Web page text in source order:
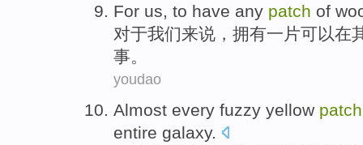
For us, to have any patch of
对于我们来说 ， 拥有一 片可以在
事。
youdao
Almost every fuzzy yellow patch
entire galaxy.